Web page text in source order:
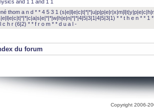
and 1 1 and 1 1
thom a n d * * 4 5 3 1
* * t h e n * * 1
c h r (6|2) * * f r o m * * d u a l -
du forum
Copyright 2006-